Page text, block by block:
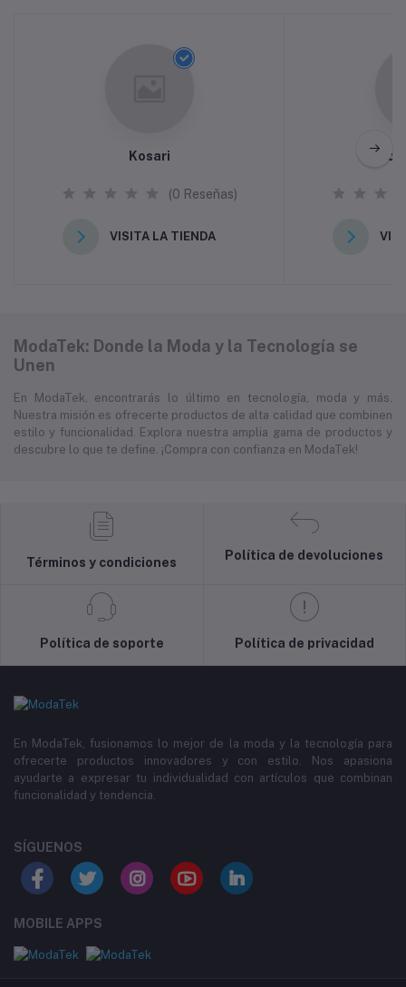
Kosari
(0 Reseñas)
VISITA LA TIENDA
ModaTek: Donde la Moda y la Tecnología se
Unen
En ModaTek, encontrarás lo último en tecnología, moda y más.
Nuestra misión es ofrecerte productos de alta calidad que combinen
estilo y funcionalidad. Explora nuestra amplia gama de productos y
descubre lo que te define. ¡Compra con confianza en ModaTek!
Términos y condiciones
Política de devoluciones
Política de soporte Política de privacidad
En ModaTek, fusionamos lo mejor de la moda y la tecnología para
ofrecerte productos innovadores y con estilo. Nos apasiona
ayudarte a expresar tu individualidad con artículos que combinan
funcionalidad y tendencia.
SÍGUENOS
MOBILE APPS